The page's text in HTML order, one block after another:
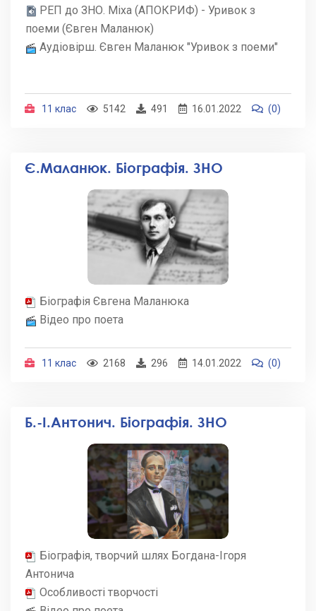
РЕП до ЗНО. Міха (АПОКРИФ) - Уривок з
поеми (Євген Маланюк)
Аудіовірш. Євген Маланюк "Уривок з поеми"
11 клас 5142 491 16.01.2022 (0)
Є.Маланюк. Біографія. ЗНО
Біографія Євгена Маланюка
Відео про поета
11 клас 2168 296 14.01.2022 (0)
Б.-І.Антонич. Біографія. ЗНО
Біографія, творчий шлях Богдана-Ігоря
Антонича
Особливості творчості